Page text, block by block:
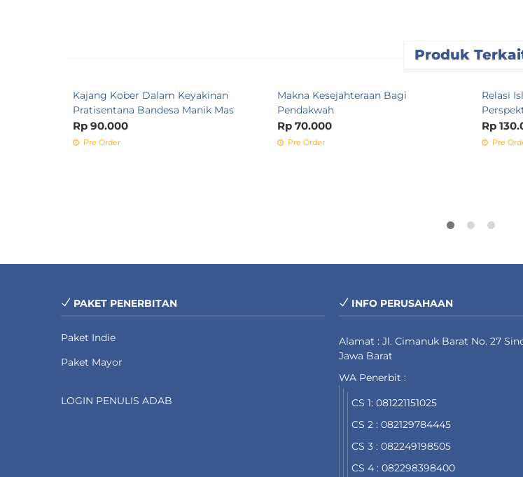
Produk
Kajang Kober Dalam Keyakinan
Pratisentana Bandesa Manik Mas
Rp 90.000
Pre Order
Makna Kesejahteraan Bagi
Pendakwah
Rp 70.000
Pre Order
Relasi
Rp
Pre
PAKET PENERBITAN
Paket Indie
Paket Mayor
LOGIN PENULIS ADAB
INFO PERUSAHAAN
Alamat : Jl. Cimanuk Barat No. 27
Jawa Barat
WA Penerbit :
CS 1: 081221151025
CS 2 : 082129784445
CS 3 : 082249198505
CS 4 : 082298398400